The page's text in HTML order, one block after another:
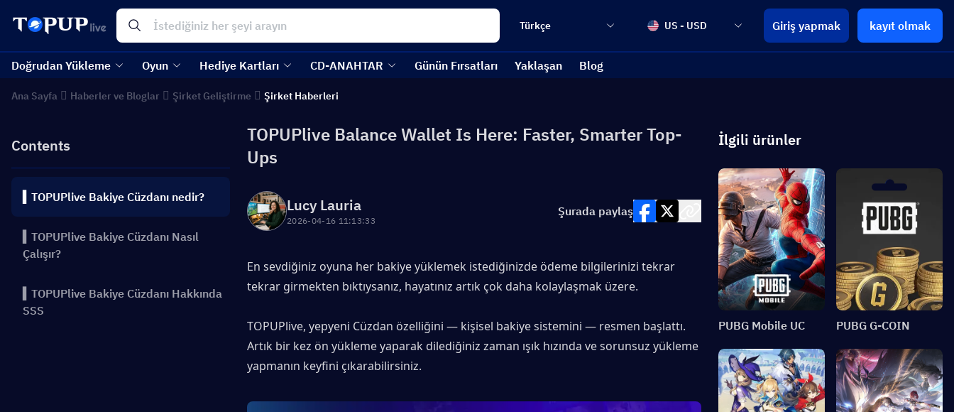
Türkçe US - USD Giriş yapmak kayıt olmak
Doğrudan Yükleme Oyun Hediye Kartları CD-ANAHTAR Günün Fırsatları Yaklaşan Blog
Ana Sayfa Haberler ve Bloglar Şirket Geliştirme Şirket Haberleri
Contents
▍TOPUPlive Bakiye Cüzdanı nedir?
▍TOPUPlive Bakiye Cüzdanı Nasıl
Çalışır?
▍TOPUPlive Bakiye Cüzdanı Hakkında
SSS
TOPUPlive Balance Wallet Is Here: Faster, Smarter Top-
Ups
Lucy Lauria
2026-04-16 11:13:33
Şurada paylaş
En sevdiğiniz oyuna her bakiye yüklemek istediğinizde ödeme bilgilerinizi tekrar
tekrar girmekten bıktıysanız, hayatınız artık çok daha kolaylaşmak üzere.
TOPUPlive, yepyeni Cüzdan özelliğini — kişisel bakiye sistemini — resmen başlattı.
Artık bir kez ön yükleme yaparak dilediğiniz zaman ışık hızında ve sorunsuz yükleme
yapmanın keyfini çıkarabilirsiniz.
İlgili ürünler
PUBG Mobile UC PUBG G-COIN